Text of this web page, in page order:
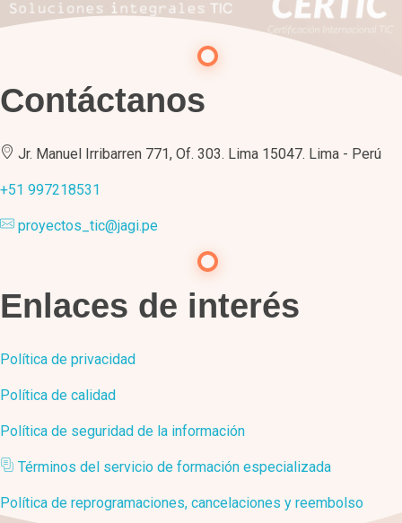
Contáctanos
Jr. Manuel Irribarren 771, Of. 303. Lima 15047. Lima - Perú
+51 997218531
proyectos_tic@jagi.pe
Enlaces de interés
Política de privacidad
Política de calidad
Política de seguridad de la información
Términos del servicio de formación especializada
Política de reprogramaciones, cancelaciones y reembolso